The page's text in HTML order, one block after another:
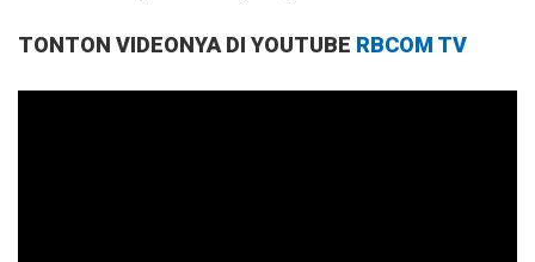
TONTON VIDEONYA DI YOUTUBE RBCOM TV